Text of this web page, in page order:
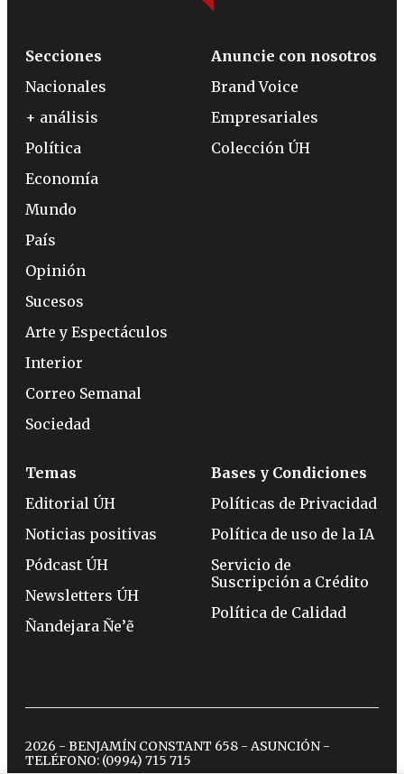
Secciones
Nacionales
+ análisis
Política
Economía
Mundo
País
Opinión
Sucesos
Arte y Espectáculos
Interior
Correo Semanal
Sociedad
Anuncie con nosotros
Brand Voice
Empresariales
Colección ÚH
Temas
Editorial ÚH
Noticias positivas
Pódcast ÚH
Newsletters ÚH
Ñandejara Ñe’ẽ
Bases y Condiciones
Políticas de Privacidad
Política de uso de la IA
Servicio de
Suscripción a Crédito
Política de Calidad
2026 - BENJAMÍN CONSTANT 658 - ASUNCIÓN -
TELÉFONO: (0994) 715 715